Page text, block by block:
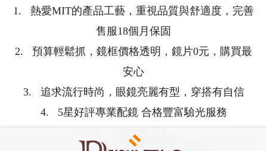
1. 熱愛MIT的產品工藝，重視品質與舒適度，完善
售服18個月保固
2. 預算輕鬆抓，鏡框價格透明，鏡片0元，購買最
安心
3. 追求流行時尚，眼鏡亮麗有型，穿搭有自信
4. 5星好評專業配鏡 合格豐富驗光服務